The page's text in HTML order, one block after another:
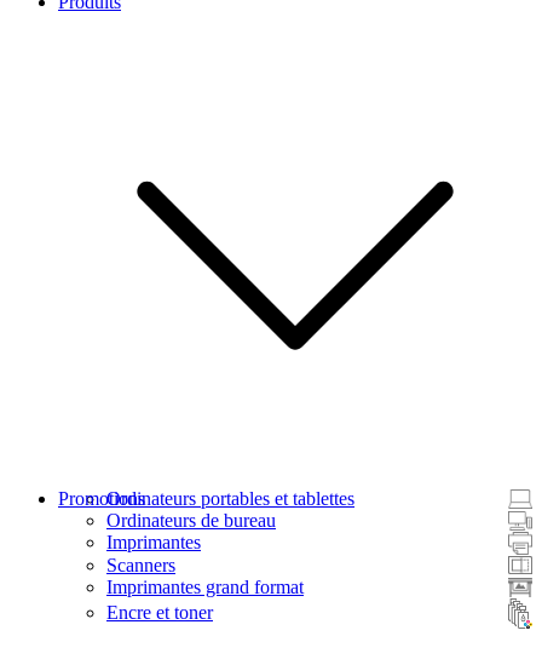
Ordinateurs portables et tablettes
Ordinateurs de bureau
Imprimantes
Scanners
Imprimantes grand format
Encre et toner
Promotions